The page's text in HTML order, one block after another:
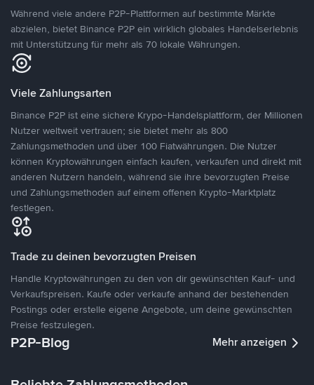
Während viele andere P2P-Plattformen auf bestimmte Märkte
abzielen, bietet Binance P2P ein wirklich globales Handelserlebnis
mit Unterstützung für mehr als 70 lokale Währungen.
Viele Zahlungsarten
Binance P2P ist eine sichere Krypo-Handelsplattform, der Millionen
Nutzer weltweit vertrauen; sie bietet mehr als 800
Zahlungsmethoden und über 100 Fiatwährungen. Die Nutzer
können Kryptowährungen einfach kaufen, verkaufen und direkt mit
anderen Nutzern handeln, während sie ihre bevorzugten Preise
und Zahlungsmethoden auf einem offenen Krypto-Marktplatz
festlegen.
Trade zu deinen bevorzugten Preisen
Handle Kryptowährungen zu den von dir gewünschten Kauf- und
Verkaufspreisen. Kaufe oder verkaufe anhand der bestehenden
Postings oder erstelle eigene Angebote, um deine gewünschten
Preise festzulegen.
P2P-Blog Mehr anzeigen